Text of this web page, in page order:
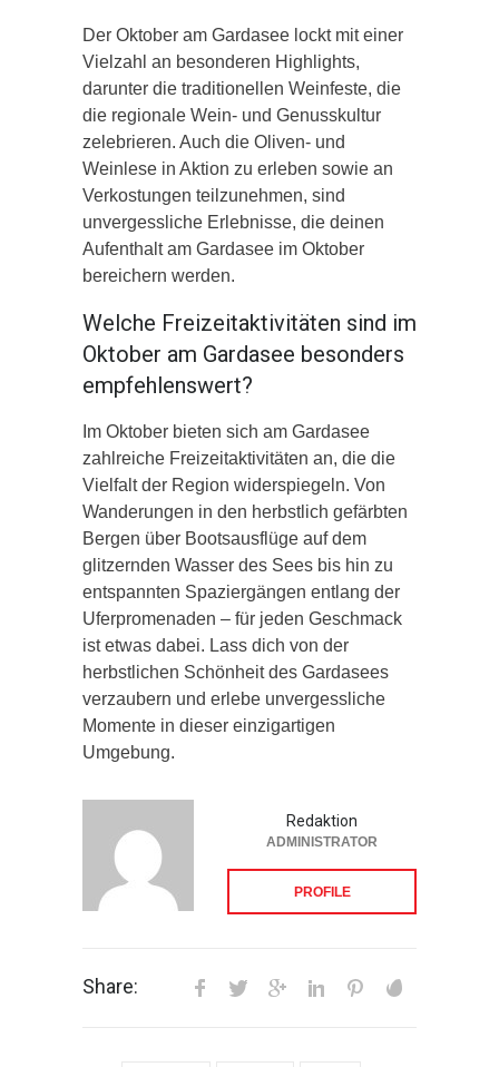
Der Oktober am Gardasee lockt mit einer
Vielzahl an besonderen Highlights,
darunter die traditionellen Weinfeste, die
die regionale Wein- und Genusskultur
zelebrieren. Auch die Oliven- und
Weinlese in Aktion zu erleben sowie an
Verkostungen teilzunehmen, sind
unvergessliche Erlebnisse, die deinen
Aufenthalt am Gardasee im Oktober
bereichern werden.
Welche Freizeitaktivitäten sind im
Oktober am Gardasee besonders
empfehlenswert?
Im Oktober bieten sich am Gardasee
zahlreiche Freizeitaktivitäten an, die die
Vielfalt der Region widerspiegeln. Von
Wanderungen in den herbstlich gefärbten
Bergen über Bootsausflüge auf dem
glitzernden Wasser des Sees bis hin zu
entspannten Spaziergängen entlang der
Uferpromenaden – für jeden Geschmack
ist etwas dabei. Lass dich von der
herbstlichen Schönheit des Gardasees
verzaubern und erlebe unvergessliche
Momente in dieser einzigartigen
Umgebung.
Redaktion
ADMINISTRATOR
PROFILE
Share: